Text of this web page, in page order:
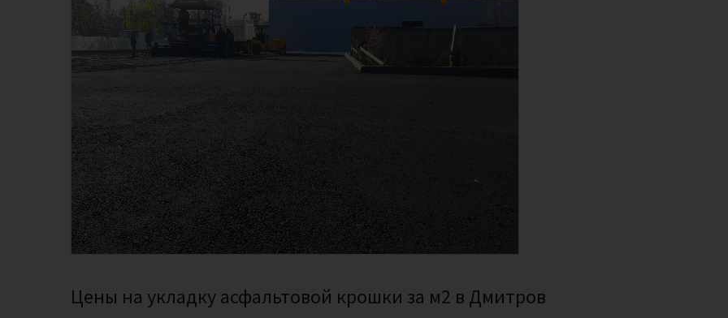
Цены на укладку асфальтовой крошки за м2 в Дмитров